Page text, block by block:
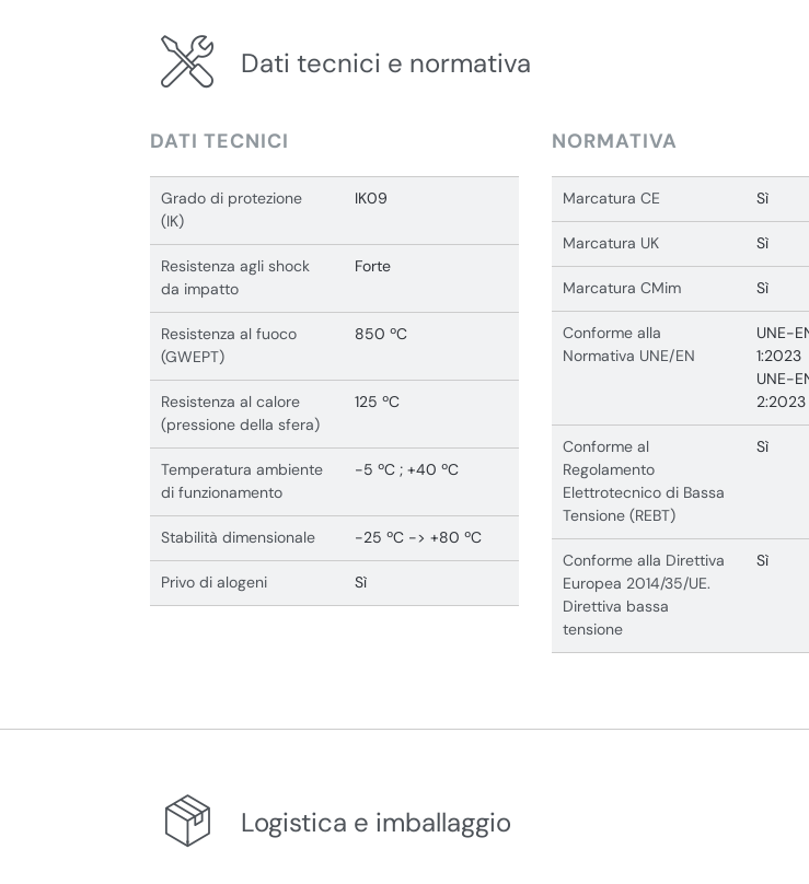
Dati tecnici e normativa
DATI TECNICI
Grado di protezione
(IK)
IK09
Resistenza agli shock
da impatto
Forte
Resistenza al fuoco
(GWEPT)
850 ºC
Resistenza al calore
(pressione della sfera)
125 ºC
Temperatura ambiente
di funzionamento
-5 ºC ; +40 ºC
Stabilità dimensionale -25 ºC -> +80 ºC
Privo di alogeni Sì
NORMATIVA
Marcatura CE Sì
Marcatura UK Sì
Marcatura CMim Sì
Conforme alla
Normativa UNE/EN
UNE-
1:2023
UNE-
2:2023
Conforme al
Regolamento
Elettrotecnico di Bassa
Tensione (REBT)
Sì
Conforme alla Direttiva
Europea 2014/35/UE.
Direttiva bassa
tensione
Sì
Logistica e imballaggio